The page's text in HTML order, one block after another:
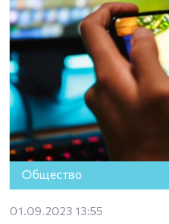
Общество
01.09.2023 13:55